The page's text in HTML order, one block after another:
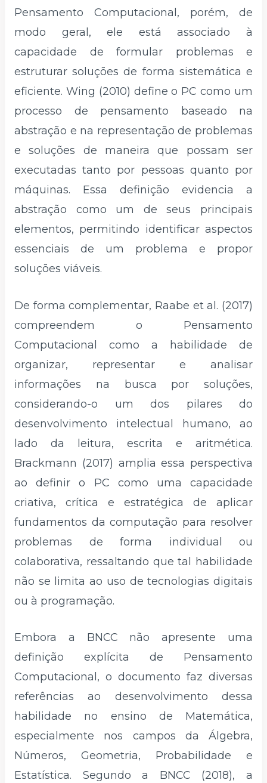
Pensamento Computacional, porém, de
modo geral, ele está associado à
capacidade de formular problemas e
estruturar soluções de forma sistemática e
eficiente. Wing (2010) define o PC como um
processo de pensamento baseado na
abstração e na representação de problemas
e soluções de maneira que possam ser
executadas tanto por pessoas quanto por
máquinas. Essa definição evidencia a
abstração como um de seus principais
elementos, permitindo identificar aspectos
essenciais de um problema e propor
soluções viáveis.
De forma complementar, Raabe et al. (2017)
compreendem o Pensamento
Computacional como a habilidade de
organizar, representar e analisar
informações na busca por soluções,
considerando-o um dos pilares do
desenvolvimento intelectual humano, ao
lado da leitura, escrita e aritmética.
Brackmann (2017) amplia essa perspectiva
ao definir o PC como uma capacidade
criativa, crítica e estratégica de aplicar
fundamentos da computação para resolver
problemas de forma individual ou
colaborativa, ressaltando que tal habilidade
não se limita ao uso de tecnologias digitais
ou à programação.
Embora a BNCC não apresente uma
definição explícita de Pensamento
Computacional, o documento faz diversas
referências ao desenvolvimento dessa
habilidade no ensino de Matemática,
especialmente nos campos da Álgebra,
Números, Geometria, Probabilidade e
Estatística. Segundo a BNCC (2018), a